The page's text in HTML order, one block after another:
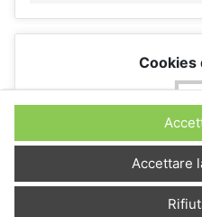
Cookies
No
Descrizione
Accettare